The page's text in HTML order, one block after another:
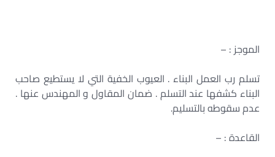
الموجز : –
تسلم رب العمل البناء . العيوب الخفية التي لا يستطيع صاحب
البناء كشفها عند التسلم . ضمان المقاول و المهندس عنها .
عدم سقوطه بالتسليم.
القاعدة : –